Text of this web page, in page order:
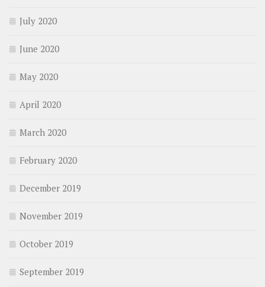
July 2020
June 2020
May 2020
April 2020
March 2020
February 2020
December 2019
November 2019
October 2019
September 2019